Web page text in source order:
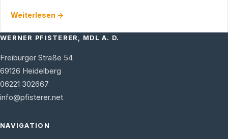
Weiterlesen →
WERNER PFISTERER, MDL A. D.
Freiburger Straße 54
69126 Heidelberg
06221 302667
info@pfisterer.net
NAVIGATION